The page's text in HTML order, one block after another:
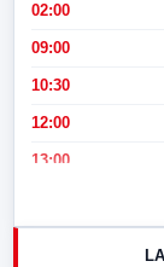
02:00
09:00
10:30
12:00
13:00